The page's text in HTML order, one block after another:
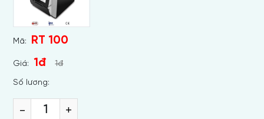
Mã: RT 100
Giá: 1đ 1đ
Số lương:
- +